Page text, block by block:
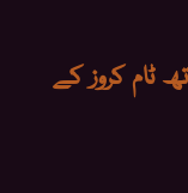
ٹام کروز کے